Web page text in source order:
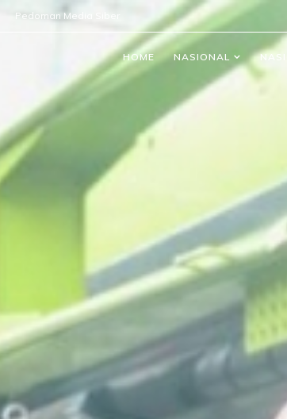
Pedoman Media Siber
HOME NASIONAL